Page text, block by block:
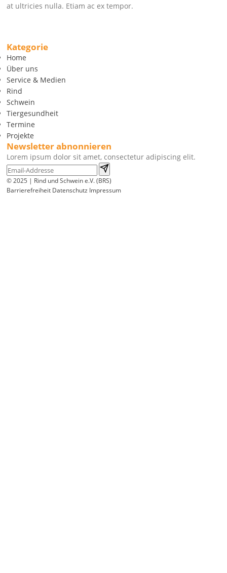
at ultricies nulla. Etiam ac ex tempor.
Kategorie
Home
Über uns
Service & Medien
Rind
Schwein
Tiergesundheit
Termine
Projekte
Newsletter abnonnieren
Lorem ipsum dolor sit amet, consectetur adipiscing elit.
© 2025 | Rind und Schwein e.V. (BRS)
Barrierefreiheit Datenschutz Impressum